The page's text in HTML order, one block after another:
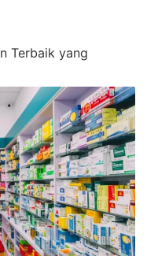
Terbaik yang